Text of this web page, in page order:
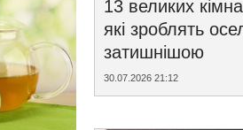
13 великих
які зроблять
затишнішою
30.07.2026 21:12